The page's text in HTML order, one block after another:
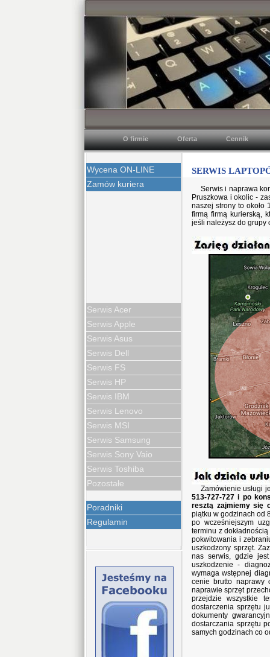
O firmie Oferta Cennik
Wycena ON-LINE
Zamów kuriera
Serwis Acer
Serwis Apple
Serwis Asus
Serwis Dell
Serwis FS
Serwis HP
Serwis IBM
Serwis Lenovo
Serwis MSI
Serwis Samsung
Serwis Sony Vaio
Serwis Toshiba
Pozostałe
Poradniki
Regulamin
SERWIS
Serwis i naprawa
Pruszkowa i okolic -
naszej strony to około
firmą firmą kurierską,
jeśli należysz do grupy
Zamówienie usługi
513-727-727 i po
resztą zajmiemy się
piątku w godzinach od
po wcześniejszym
terminu z
pokwitowania i
uszkodzony sprzęt.
nas serwis, gdzie
uszkodzenie -
wymaga wstępnej
cenie brutto naprawy
naprawie sprzęt
przejdzie wszystkie
dostarczenia sprzętu
dokumenty
dostarczania sprzętu
samych godzinach co